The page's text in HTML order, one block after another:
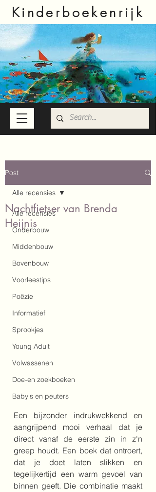
Kinderboekenrijk
Post
Alle recensies
Onderbouw
Middenbouw
Bovenbouw
Voorleestips
Poëzie
Informatief
Sprookjes
Young Adult
Volwassenen
Doe-en zoekboeken
Baby's en peuters
Alle recensies
Nachtfietser van Brenda
Heijnis
Een bijzonder indrukwekkend en
aangrijpend mooi verhaal dat je
direct vanaf de eerste zin in z'n
greep houdt. Een boek dat ontroert,
dat je doet laten slikken en
tegelijkertijd een warm gevoel van
binnen geeft. Die combinatie maakt